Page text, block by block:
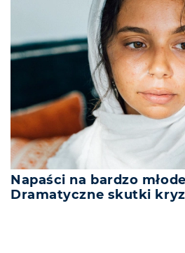
Napaści na bardzo
Dramatyczne skutki